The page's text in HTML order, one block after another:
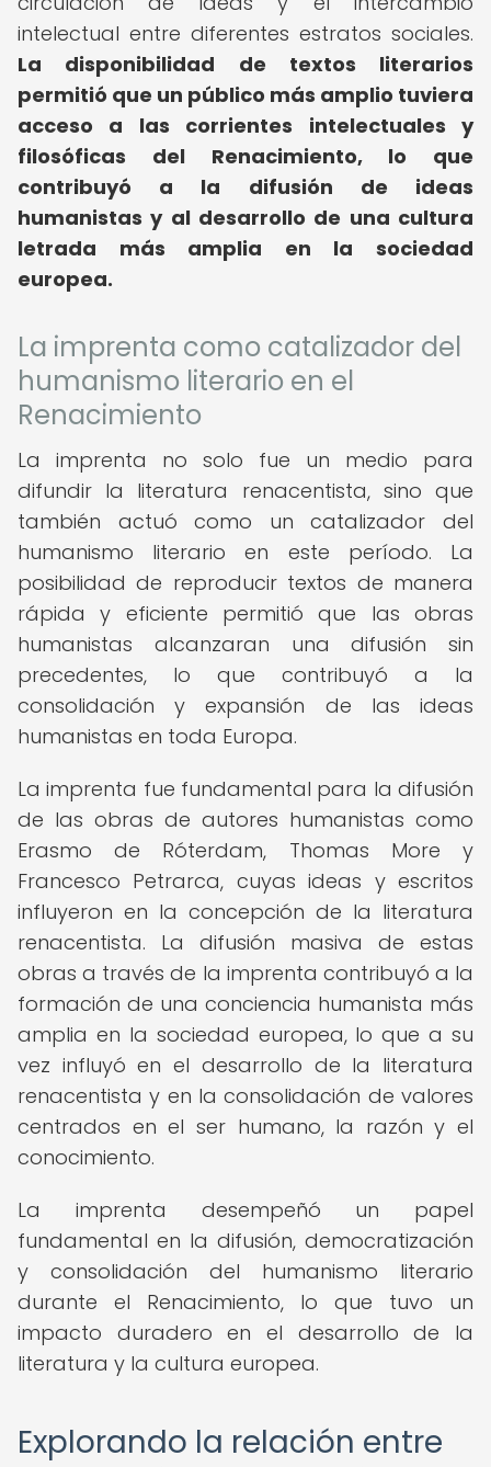
intelectual entre diferentes estratos sociales.
La disponibilidad de textos literarios
permitió que un público más amplio tuviera
acceso a las corrientes intelectuales y
filosóficas del Renacimiento, lo que
contribuyó a la difusión de ideas
humanistas y al desarrollo de una cultura
letrada más amplia en la sociedad
europea.
La imprenta como catalizador del
humanismo literario en el
Renacimiento
La imprenta no solo fue un medio para
difundir la literatura renacentista, sino que
también actuó como un catalizador del
humanismo literario en este período. La
posibilidad de reproducir textos de manera
rápida y eficiente permitió que las obras
humanistas alcanzaran una difusión sin
precedentes, lo que contribuyó a la
consolidación y expansión de las ideas
humanistas en toda Europa.
La imprenta fue fundamental para la difusión
de las obras de autores humanistas como
Erasmo de Róterdam, Thomas More y
Francesco Petrarca, cuyas ideas y escritos
influyeron en la concepción de la literatura
renacentista. La difusión masiva de estas
obras a través de la imprenta contribuyó a la
formación de una conciencia humanista más
amplia en la sociedad europea, lo que a su
vez influyó en el desarrollo de la literatura
renacentista y en la consolidación de valores
centrados en el ser humano, la razón y el
conocimiento.
La imprenta desempeñó un papel
fundamental en la difusión, democratización
y consolidación del humanismo literario
durante el Renacimiento, lo que tuvo un
impacto duradero en el desarrollo de la
literatura y la cultura europea.
Explorando la relación entre